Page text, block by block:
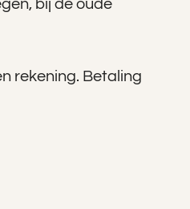
bij de oude
rekening. Betaling